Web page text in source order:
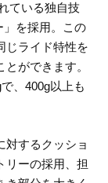
ている独自技
を採用。この
じライド特性を
ができます。
、400g以上も
対するクッショ
リーの採用、担